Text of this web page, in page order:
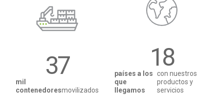
mil
contenedoresmovilizados
37
países a los
que
llegamos
con nuestros
productos y
servicios
18